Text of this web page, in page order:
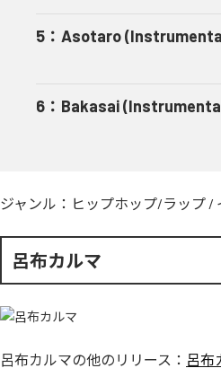
5 ： Asotaro
6 ： Bakasai
ジャンル： ヒップホップ/ラップ /
呂布カルマ
呂布カルマの他のリリース： 呂布